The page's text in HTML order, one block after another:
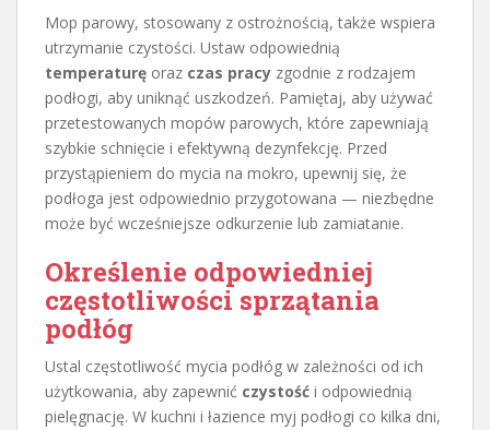
Mop parowy, stosowany z ostrożnością, także wspiera
utrzymanie czystości. Ustaw odpowiednią
temperaturę oraz czas pracy zgodnie z rodzajem
podłogi, aby uniknąć uszkodzeń. Pamiętaj, aby używać
przetestowanych mopów parowych, które zapewniają
szybkie schnięcie i efektywną dezynfekcję. Przed
przystąpieniem do mycia na mokro, upewnij się, że
podłoga jest odpowiednio przygotowana — niezbędne
może być wcześniejsze odkurzenie lub zamiatanie.
Określenie odpowiedniej
częstotliwości sprzątania
podłóg
Ustal częstotliwość mycia podłóg w zależności od ich
użytkowania, aby zapewnić czystość i odpowiednią
pielęgnację. W kuchni i łazience myj podłogi co kilka dni,